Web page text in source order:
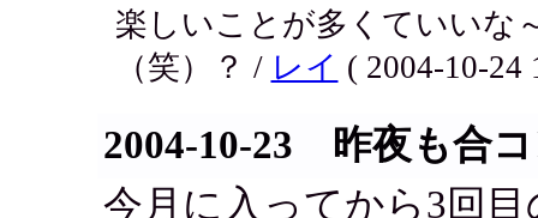
楽しいことが多くていいな
（笑）？ / レイ ( 2004-10-24
2004-10-23 昨夜も合
今月に入ってから3回